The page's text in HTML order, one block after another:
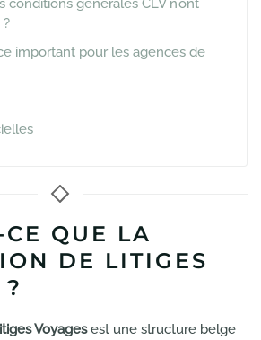
conditions générales CLV n’ont
important pour les agences de
CE QUE LA
DE LITIGES
Voyagesest une structure belge